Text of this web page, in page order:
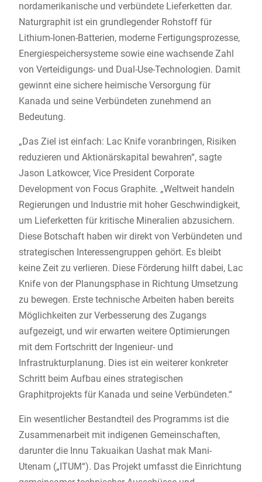
nordamerikanische und verbündete Lieferketten dar.
Naturgraphit ist ein grundlegender Rohstoff für
Lithium-Ionen-Batterien, moderne Fertigungsprozesse,
Energiespeichersysteme sowie eine wachsende Zahl
von Verteidigungs- und Dual-Use-Technologien. Damit
gewinnt eine sichere heimische Versorgung für
Kanada und seine Verbündeten zunehmend an
Bedeutung.
„Das Ziel ist einfach: Lac Knife voranbringen, Risiken
reduzieren und Aktionärskapital bewahren“, sagte
Jason Latkowcer, Vice President Corporate
Development von Focus Graphite. „Weltweit handeln
Regierungen und Industrie mit hoher Geschwindigkeit,
um Lieferketten für kritische Mineralien abzusichern.
Diese Botschaft haben wir direkt von Verbündeten und
strategischen Interessengruppen gehört. Es bleibt
keine Zeit zu verlieren. Diese Förderung hilft dabei, Lac
Knife von der Planungsphase in Richtung Umsetzung
zu bewegen. Erste technische Arbeiten haben bereits
Möglichkeiten zur Verbesserung des Zugangs
aufgezeigt, und wir erwarten weitere Optimierungen
mit dem Fortschritt der Ingenieur- und
Infrastrukturplanung. Dies ist ein weiterer konkreter
Schritt beim Aufbau eines strategischen
Graphitprojekts für Kanada und seine Verbündeten.“
Ein wesentlicher Bestandteil des Programms ist die
Zusammenarbeit mit indigenen Gemeinschaften,
darunter die Innu Takuaikan Uashat mak Mani-
Utenam („ITUM“). Das Projekt umfasst die Einrichtung